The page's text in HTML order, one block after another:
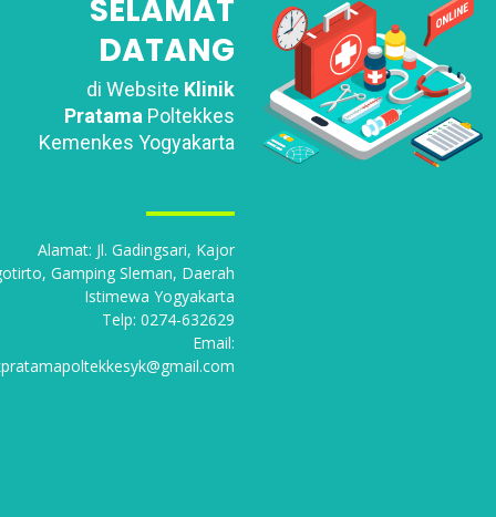
SELAMAT
DATANG
di Website Klinik
Pratama Poltekkes
Kemenkes Yogyakarta
Alamat: Jl. Gadingsari, Kajor
Gamping Sleman, Daerah
Istimewa Yogyakarta
Telp: 0274-632629
Email: